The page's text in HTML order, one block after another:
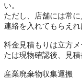
い。
ただし、店舗には常
連絡を入れてもらえれ
料金見積もりは立方
たは現物確認後、見
産業廃棄物収集運搬